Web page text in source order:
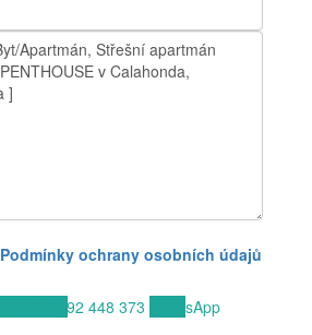
Podmínky ochrany osobních údajů
+34 692 448 373 WhatsApp